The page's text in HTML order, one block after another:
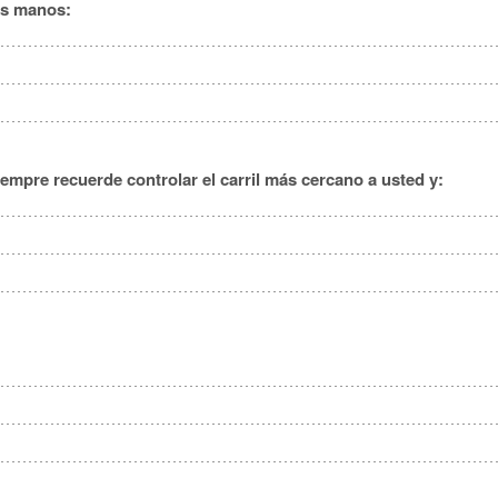
manos:
recuerde controlar el carril más cercano a usted y: